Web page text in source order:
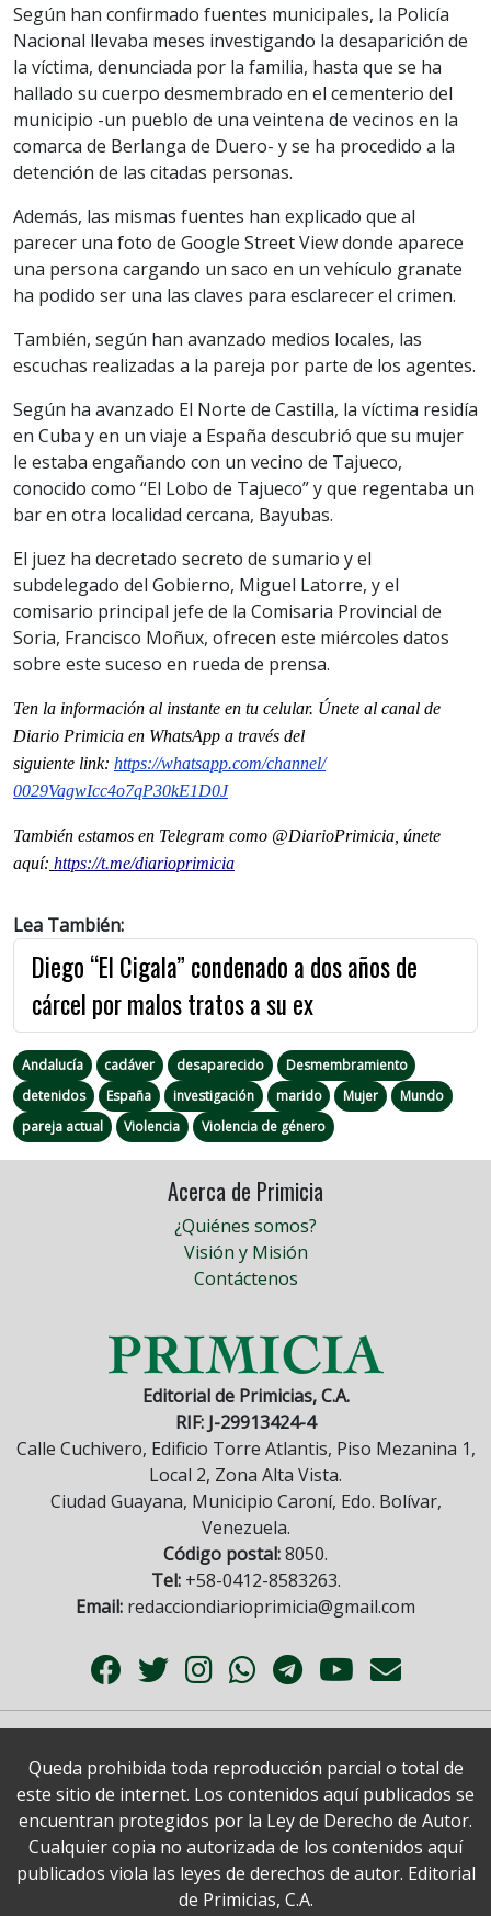
Según han confirmado fuentes municipales, la Policía
Nacional llevaba meses investigando la desaparición de
la víctima, denunciada por la familia, hasta que se ha
hallado su cuerpo desmembrado en el cementerio del
municipio -un pueblo de una veintena de vecinos en la
comarca de Berlanga de Duero- y se ha procedido a la
detención de las citadas personas.
Además, las mismas fuentes han explicado que al
parecer una foto de Google Street View donde aparece
una persona cargando un saco en un vehículo granate
ha podido ser una las claves para esclarecer el crimen.
También, según han avanzado medios locales, las
escuchas realizadas a la pareja por parte de los agentes.
Según ha avanzado El Norte de Castilla, la víctima residía
en Cuba y en un viaje a España descubrió que su mujer
le estaba engañando con un vecino de Tajueco,
conocido como “El Lobo de Tajueco” y que regentaba un
bar en otra localidad cercana, Bayubas.
El juez ha decretado secreto de sumario y el
subdelegado del Gobierno, Miguel Latorre, y el
comisario principal jefe de la Comisaria Provincial de
Soria, Francisco Moñux, ofrecen este miércoles datos
sobre este suceso en rueda de prensa.
Ten la información al instante en tu celular. Únete al canal de
Diario Primicia en WhatsApp a través del
siguiente link: https://whatsapp.com/channel/
0029VagwIcc4o7qP30kE1D0J
También estamos en Telegram como @DiarioPrimicia, únete
aquí: https://t.me/diarioprimicia
Lea También:
Diego “El Cigala” condenado a dos años de
cárcel por malos tratos a su ex
Andalucía cadáver desaparecido
Desmembramiento
detenidos
España investigación marido Mujer
Mundo
pareja actual
Violencia Violencia de género
Acerca de Primicia
¿Quiénes somos?
Visión y Misión
Contáctenos
Editorial de Primicias, C.A.
RIF: J-29913424-4
Calle Cuchivero, Edificio Torre Atlantis, Piso Mezanina 1,
Local 2, Zona Alta Vista.
Ciudad Guayana, Municipio Caroní, Edo. Bolívar,
Venezuela.
Código postal:8050.
Tel:+58-0412-8583263.
Email: redacciondiarioprimicia@gmail.com
Queda prohibida toda reproducción parcial o total de
este sitio de internet. Los contenidos aquí publicados se
encuentran protegidos por la Ley de Derecho de Autor.
Cualquier copia no autorizada de los contenidos aquí
publicados viola las leyes de derechos de autor. Editorial
de Primicias, C.A.